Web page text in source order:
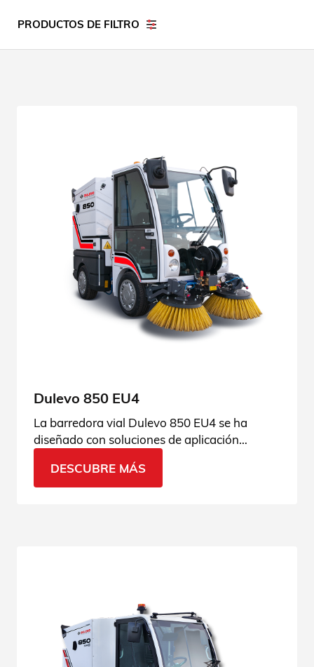
PRODUCTOS DE FILTRO
Dulevo 850 EU4
La barredora vial Dulevo 850 EU4 se ha
diseñado con soluciones de aplicación
herramienta perfecta en cualquier época del
año.
DESCUBRE MÁS